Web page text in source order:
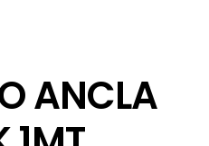
ANCLA